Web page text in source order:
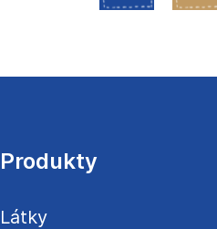
a
í
Produkty
Látky